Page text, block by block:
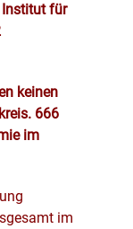
Institut für
keinen
666
im
im